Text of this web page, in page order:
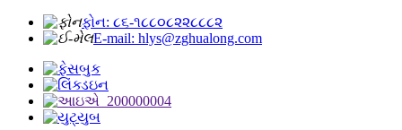
ફોન: ૮૬-૧૮૮૦૮૨૨૮૮૮૨
E-mail: hlys@zghualong.com